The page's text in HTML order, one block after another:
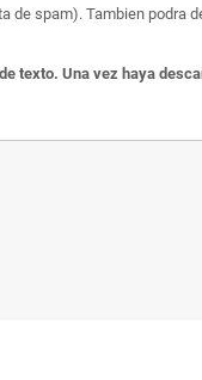
de spam). Tambien podra
texto. Una vez haya